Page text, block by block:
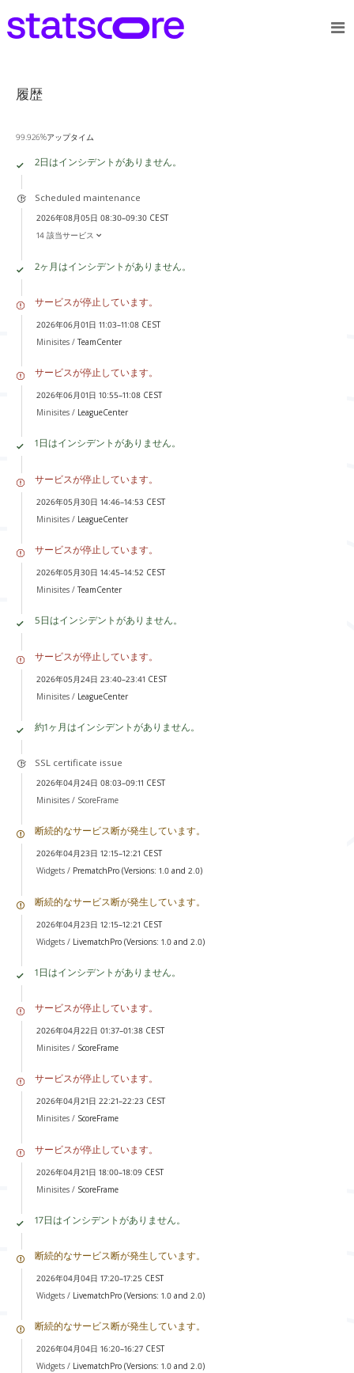
履歴
99.926%アップタイム
2日はインシデントがありません。
Scheduled maintenance
2026年08月05日 08:30–09:30 CEST
14 該当サービス
2ヶ月はインシデントがありません。
サービスが停止しています。
2026年06月01日 11:03–11:08 CEST
Minisites /TeamCenter
サービスが停止しています。
2026年06月01日 10:55–11:08 CEST
Minisites / LeagueCenter
1日はインシデントがありません。
サービスが停止しています。
2026年05月30日 14:46–14:53 CEST
Minisites / LeagueCenter
サービスが停止しています。
2026年05月30日 14:45–14:52 CEST
Minisites /TeamCenter
5日はインシデントがありません。
サービスが停止しています。
2026年05月24日 23:40–23:41 CEST
Minisites / LeagueCenter
約1ヶ月はインシデントがありません。
SSL certificate issue
2026年04月24日 08:03–09:11 CEST
Minisites / ScoreFrame
断続的なサービス断が発生しています。
2026年04月23日 12:15–12:21 CEST
Widgets / PrematchPro (Versions: 1.0 and 2.0)
断続的なサービス断が発生しています。
2026年04月23日 12:15–12:21 CEST
Widgets / LivematchPro (Versions: 1.0 and 2.0)
1日はインシデントがありません。
サービスが停止しています。
2026年04月22日 01:37–01:38 CEST
Minisites / ScoreFrame
サービスが停止しています。
2026年04月21日 22:21–22:23 CEST
Minisites / ScoreFrame
サービスが停止しています。
2026年04月21日 18:00–18:09 CEST
Minisites / ScoreFrame
17日はインシデントがありません。
断続的なサービス断が発生しています。
2026年04月04日 17:20–17:25 CEST
Widgets / LivematchPro (Versions: 1.0 and 2.0)
断続的なサービス断が発生しています。
2026年04月04日 16:20–16:27 CEST
Widgets / LivematchPro (Versions: 1.0 and 2.0)